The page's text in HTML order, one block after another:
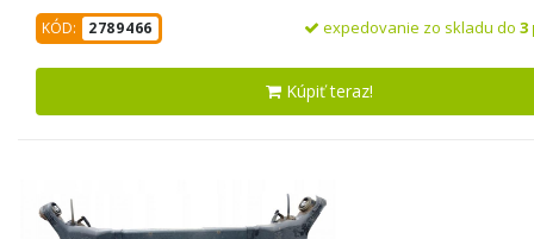
KÓD: 2789466 expedovanie zo skladu do 3
Kúpiť teraz!